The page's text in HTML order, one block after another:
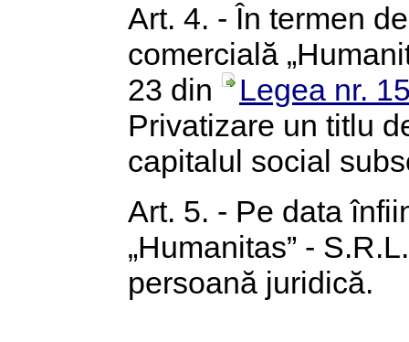
Art. 4. - În termen
comercială
23 din
Legea nr.
Privatizare un titlu
capitalul social
Art. 5. - Pe data
„Humanitas” -
persoană juridică.